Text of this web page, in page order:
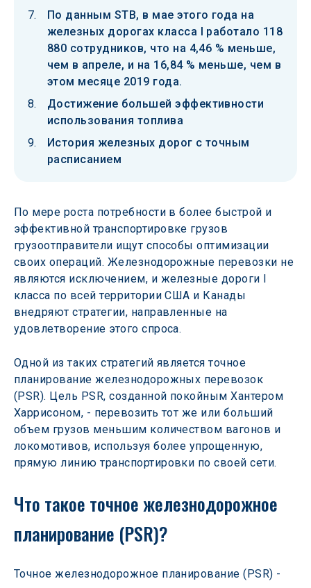
По данным STB, в мае этого года на
железных дорогах класса I работало 118
880 сотрудников, что на 4,46 % меньше,
чем в апреле, и на 16,84 % меньше, чем в
этом месяце 2019 года.
Достижение большей эффективности
использования топлива
История железных дорог с точным
расписанием
По мере роста потребности в более быстрой и
эффективной транспортировке грузов
грузоотправители ищут способы оптимизации
своих операций. Железнодорожные перевозки не
являются исключением, и железные дороги I
класса по всей территории США и Канады
внедряют стратегии, направленные на
удовлетворение этого спроса.
Одной из таких стратегий является точное
планирование железнодорожных перевозок
(PSR). Цель PSR, созданной покойным Хантером
Харрисоном, - перевозить тот же или больший
объем грузов меньшим количеством вагонов и
локомотивов, используя более упрощенную,
прямую линию транспортировки по своей сети.
Что такое точное железнодорожное
планирование (PSR)?
Точное железнодорожное планирование (PSR) -